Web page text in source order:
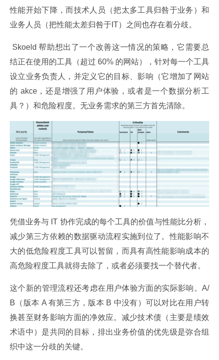
性能开始下降，而技术人员（把太多工具归咎于业务）和
业务人员（把性能太差归咎于IT）之间也存在着分歧。
结正在使用的工具（超过 60% 的网站），针对每一个工具
设立业务负责人，并定义它的目标、影响（它增加了网站
的 akce，还是增强了用户体验，或者是一个数据分析工
具？）和危险程度。无业务需求的第三方首先清除。
凭借业务与 IT 协作完成的每个工具的价值与性能比分析，
减少第三方依赖的数据驱动流程实施到位了。性能影响不
大的低危险程度工具可以暂留，而具有高性能影响成本的
高危险程度工具就得去除了，或者必须要找一个替代者。
这个新的管理流程还考虑在用户体验方面的实际影响。A/
B（版本 A 有第三方，版本 B 中没有）可以对比在用户转
换甚至财务影响方面的净效应。减少技术债（主要是绩效
术语中）是共同的目标，排出业务价值的优先级是弥合组
织中这一分歧的关键。